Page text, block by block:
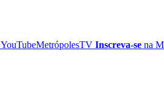
YouTubeMetrópolesTV Inscreva-se na